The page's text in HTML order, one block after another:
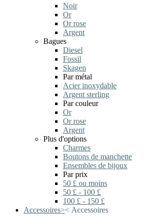
Noir
Or
Or rose
Argent
Bagues
Diesel
Fossil
Skagen
Par métal
Acier inoxydable
Argent sterling
Par couleur
Or
Or rose
Argent
Plus d'options
Charmes
Boutons de manchette
Ensembles de bijoux
Par prix
50 £ ou moins
50 £ - 100 £
100 £ - 150 £
Accessoires>< Accessoires